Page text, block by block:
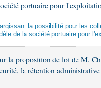
portuaire pour
la possibilité pour les
de la société portuaire pour
la proposition de loi de M.
la rétention